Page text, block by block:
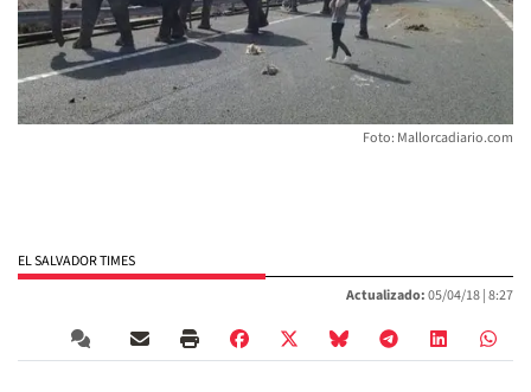
Foto: Mallorcadiario.com
EL SALVADOR TIMES
Actualizado:05/04/18 |8:27